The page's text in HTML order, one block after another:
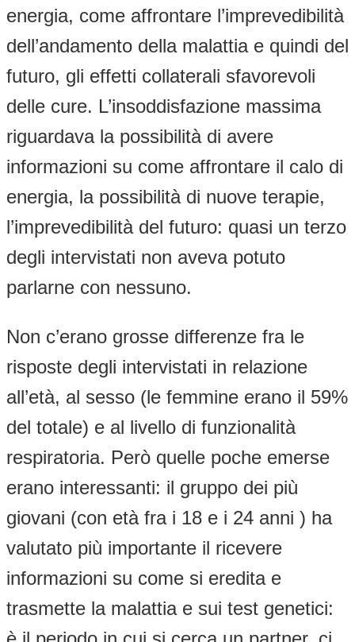
energia, come affrontare l’imprevedibilità
dell’andamento della malattia e quindi del
futuro, gli effetti collaterali sfavorevoli
delle cure. L’insoddisfazione massima
riguardava la possibilità di avere
informazioni su come affrontare il calo di
energia, la possibilità di nuove terapie,
l’imprevedibilità del futuro: quasi un terzo
degli intervistati non aveva potuto
parlarne con nessuno.
Non c’erano grosse differenze fra le
risposte degli intervistati in relazione
all’età, al sesso (le femmine erano il 59%
del totale) e al livello di funzionalità
respiratoria. Però quelle poche emerse
erano interessanti: il gruppo dei più
giovani (con età fra i 18 e i 24 anni ) ha
valutato più importante il ricevere
informazioni su come si eredita e
trasmette la malattia e sui test genetici: